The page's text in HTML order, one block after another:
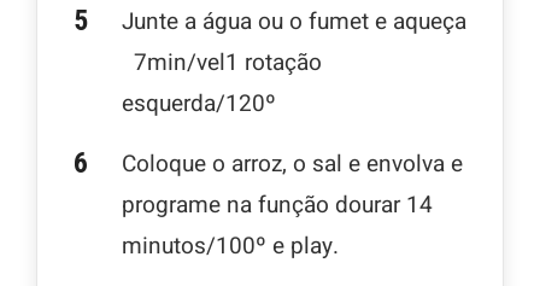
Junte a água ou o fumet e aqueça
7min/vel1 rotação
esquerda/120º
Coloque o arroz, o sal e envolva e
programe na função dourar 14
minutos/100º e play.